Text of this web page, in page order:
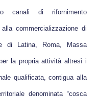
canali di rifornimento
commercializzazione di
di Latina, Roma, Massa
la propria attività altresì i
qualificata, contigua alla
denominata “cosca